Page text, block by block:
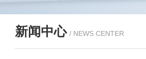
新闻中心 / NEWS CENTER